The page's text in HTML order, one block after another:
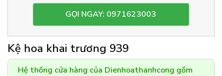
GỌI NGAY: 0971623003
Kệ hoa khai trương 939
Hệ thống cửa hàng của Dienhoathanhcong gồm